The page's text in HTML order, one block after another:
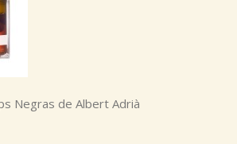
Negras de Albert Adrià